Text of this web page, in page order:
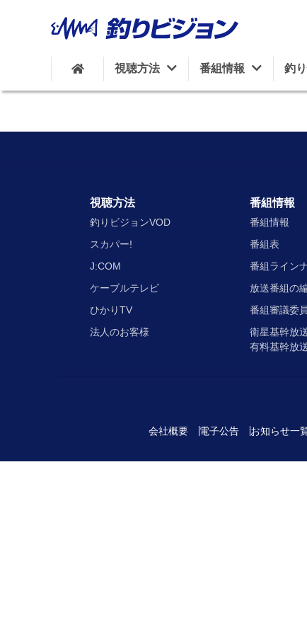
視聴方法 番組情報 釣
視聴方法
釣りビジョンVOD
スカパー!
J:COM
ケーブルテレビ
ひかりTV
法人のお客様
番組情報
番組情報
番組表
番組ライン
放送番組の
番組審議委
衛星基幹放
有料基幹放
会社概要 電子公告 お知らせ一